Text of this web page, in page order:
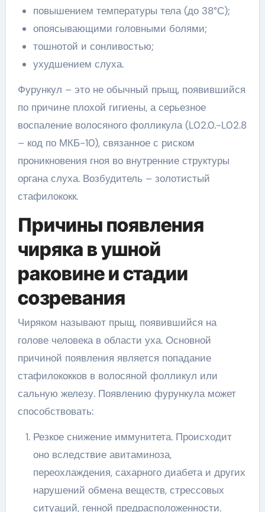
повышением температуры тела (до 38°С);
опоясывающими головными болями;
тошнотой и сонливостью;
ухудшением слуха.
Фурункул – это не обычный прыщ, появившийся
по причине плохой гигиены, а серьезное
воспаление волосяного фолликула (L02.0.-L02.8
– код по МКБ-10), связанное с риском
проникновения гноя во внутренние структуры
органа слуха. Возбудитель – золотистый
стафилококк.
Причины появления
чиряка в ушной
раковине и стадии
созревания
Чиряком называют прыщ, появившийся на
голове человека в области уха. Основной
причиной появления является попадание
стафилококков в волосяной фолликул или
сальную железу. Появлению фурункула может
способствовать:
Резкое снижение иммунитета. Происходит
оно вследствие авитаминоза,
переохлаждения, сахарного диабета и других
нарушений обмена веществ, стрессовых
ситуаций, генной предрасположенности.